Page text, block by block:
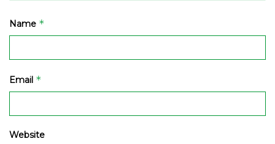
Name *
Email *
Website